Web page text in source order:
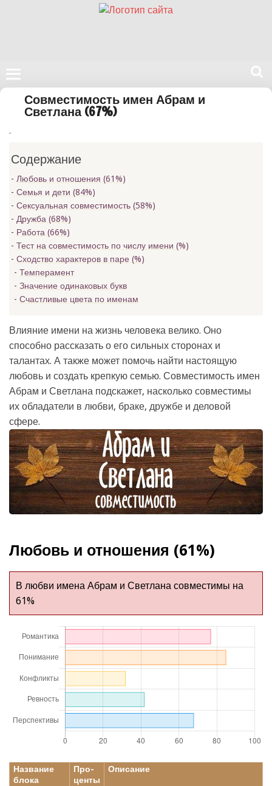
Поиск
сайте
Совместимость имен Абрам и
Светлана (67%)
.
Содержание
Любовь и отношения (61%)
Семья и дети (84%)
Сексуальная совместимость (58%)
Дружба (68%)
Работа (66%)
Тест на совместимость по числу имени (%)
Сходство характеров в паре (%)
Темперамент
Значение одинаковых букв
Счастливые цвета по именам
Влияние имени на жизнь человека велико. Оно
способно рассказать о его сильных сторонах и
талантах. А также может помочь найти настоящую
любовь и создать крепкую семью. Совместимость имен
Абрам и Светлана подскажет, насколько совместимы
их обладатели в любви, браке, дружбе и деловой
сфере.
Любовь и отношения (61%)
В любви имена Абрам и Светлана совместимы на
61%
Название
блока
Про-
центы
Описание